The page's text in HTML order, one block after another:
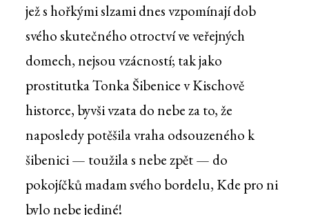
jež s hořkými slzami dnes vzpomínají dob
svého skutečného otroctví ve veřejných
domech, nejsou vzácností; tak jako
prostitutka Tonka Šibenice v Kischově
historce, byvši vzata do nebe za to, že
naposledy potěšila vraha odsouzeného k
šibenici — toužila s nebe zpět — do
pokojíčků madam svého bordelu, Kde pro ni
bylo nebe jediné!